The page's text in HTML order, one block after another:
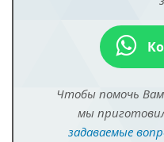
Чтобы помочь
мы
задаваемые